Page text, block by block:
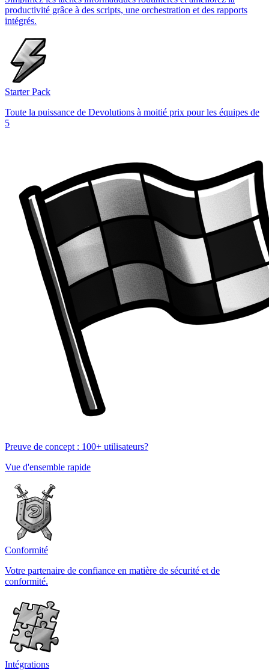
productivité grâce à des scripts, une orchestration et des rapports
intégrés.
Starter Pack
Toute la puissance de Devolutions à moitié prix pour les équipes de
5
Preuve de concept : 100+ utilisateurs?
Vue d'ensemble rapide
Conformité
Votre partenaire de confiance en matière de sécurité et de
conformité.
Intégrations